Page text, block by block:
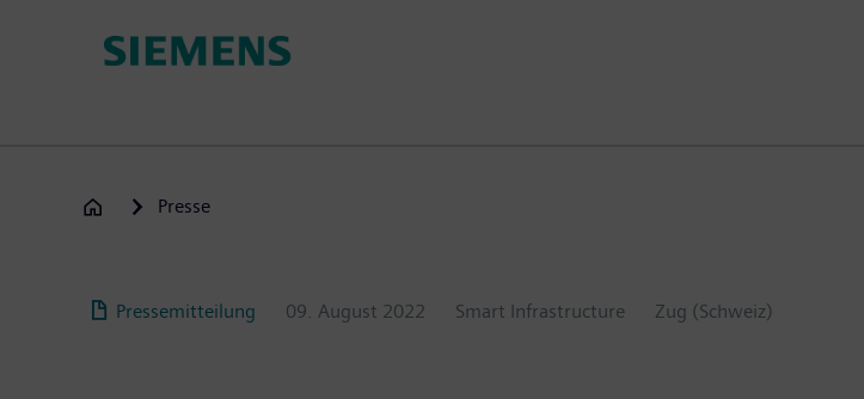
Presse
Pressemitteilung 09. August 2022 Smart Infrastructure Zug (Schweiz)